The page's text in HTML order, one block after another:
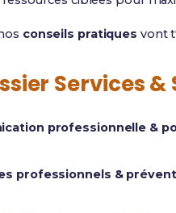
conseils pratiques vont
Services &
professionnelle &
professionnels &